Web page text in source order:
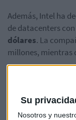
Su
Nosotros y
Además, Intel ha
de datacenters
dólares. La
millones, mientras
adelantado a
tecnología y la
escasez de